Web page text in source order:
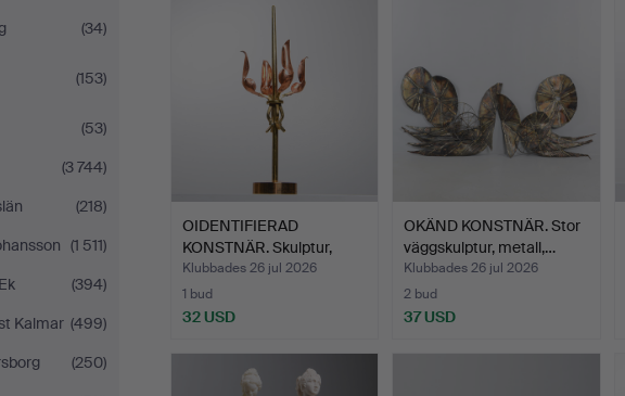
(34)
(153)
(53)
(3 744)
(218)
(1 511)
(394)
Kalmar (499)
(250)
OIDENTIFIERAD
KONSTNÄR. Skulptur,
mässing,…
Klubbades 26 jul 2026
1 bud
32 USD
OKÄND KONSTNÄR. Stor
väggskulptur, metall,…
Klubbades 26 jul 2026
2 bud
37 USD